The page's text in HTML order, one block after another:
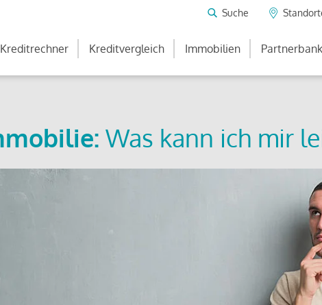
Suche
Kreditrechner Kreditvergleich Immobilien
Was kann ich mir